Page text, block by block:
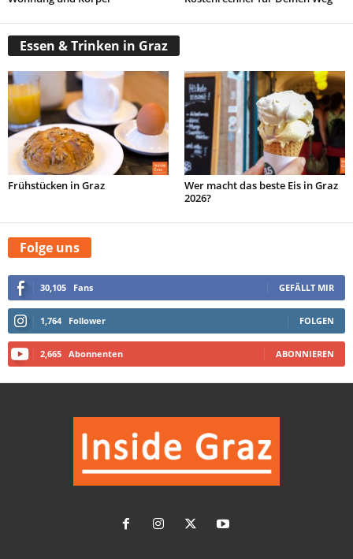
Essen & Trinken in Graz
Frühstücken in Graz
Wer macht das beste Eis in Graz
2026?
Folge uns
30,105 Fans GEFÄLLT MIR
1,764 Follower FOLGEN
2,665 Abonnenten ABONNIEREN